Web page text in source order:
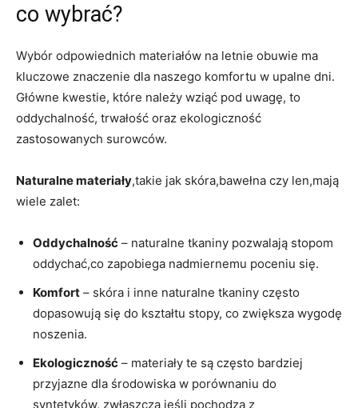
co wybrać?
Wybór odpowiednich ⁤materiałów na letnie obuwie ‌ma
kluczowe znaczenie dla naszego komfortu w ⁣upalne ⁣dni.
Główne kwestie, które należy wziąć pod uwagę,⁤ to ​
oddychalność, trwałość oraz ekologiczność
zastosowanych ​surowców.
Naturalne materiały,takie jak skóra,bawełna czy len,mają⁢
wiele zalet:
Oddychalność – naturalne tkaniny pozwalają stopom
oddychać,co zapobiega ‌nadmiernemu poceniu‌ się.
Komfort ⁢– ⁤skóra i inne naturalne tkaniny często
dopasowują się⁤ do kształtu stopy, co zwiększa wygodę
noszenia.
Ekologiczność – materiały te są często bardziej
przyjazne dla‍ środowiska w porównaniu do ​
syntetyków, zwłaszcza jeśli‌ pochodzą‌ z